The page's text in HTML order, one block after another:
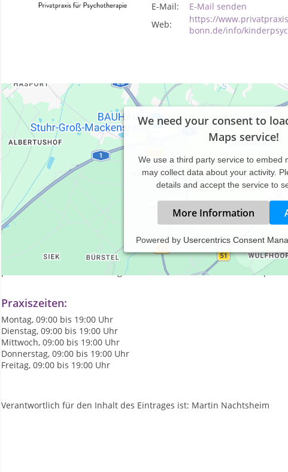
E-Mail:
E-Mail senden
Web:
https://
bonn.de/info/
We need your consent to
Maps service!
We use a third party service to embed
may collect data about your activity.
details and accept the service to
More Information
Powered by Usercentrics Consent
Die Privatpraxis für Psychotherapie Blawath & Nachtsheim in Bonn
Psychotherapie (kognitive Verhaltenstherapie und systemische
professioneller Unterstützung und einer wertschätzenden
Praxiszeiten:
Montag, 09:00 bis 19:00 Uhr
Dienstag, 09:00 bis 19:00 Uhr
Mittwoch, 09:00 bis 19:00 Uhr
Donnerstag, 09:00 bis 19:00 Uhr
Freitag, 09:00 bis 19:00 Uhr
Verantwortlich für den Inhalt des Eintrages ist: Martin Nachtsheim